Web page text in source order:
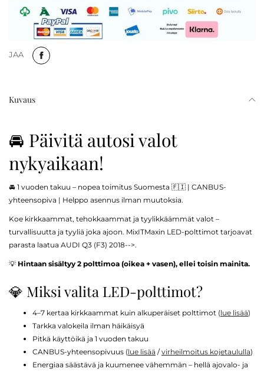
JAA
Kuvaus
🚘 Päivitä autosi valot
nykyaikaan!
🚘 1 vuoden takuu – nopea toimitus Suomesta 🇫🇮 | CANBUS-
yhteensopiva | Helppo asennus ilman muutoksia.
Koe kirkkaammat, tehokkaammat ja tyylikkäämmät valot –
turvallisuutta ja tyyliä joka ajoon. MixITMaxin LED-polttimot tarjoavat
parasta laatua AUDI Q3 (F3) 2018-->.
💡 Hintaan sisältyy 2 polttimoa (oikea + vasen), ellei toisin mainita.
💎 Miksi valita LED-polttimot?
4–7 kertaa kirkkaammat kuin alkuperäiset polttimot (lue lisää)
Tarkka valokeila ilman häikäisyä
Pitkä käyttöikä ja 1 vuoden takuu
CANBUS-yhteensopivuus (lue lisää /virheilmoitus kojetaululla)
Energiaa säästävä ja kuumenee vähemmän – hellä ajovalo- ja